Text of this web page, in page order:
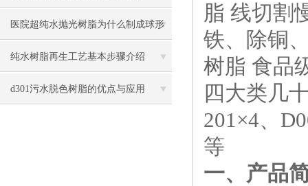
医院超纯水抛光树脂为什么制成球形
纯水树脂再生工艺基本步骤介绍
d301污水脱色树脂的优点与应用
脂 线切割
铁、除铜
树脂 食品
四大类几
201×4、
等
一、产品